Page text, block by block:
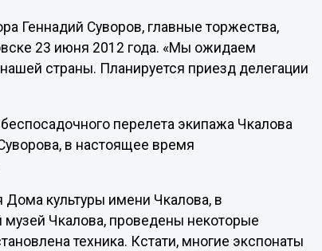
Геннадий Суворов, главные торжества,
23 июня 2012 года. «Мы ожидаем
страны. Планируется приезд делегации
перелета экипажа Чкалова
в настоящее время
Дома культуры имени Чкалова, в
Чкалова, проведены некоторые
техника. Кстати, многие экспонаты